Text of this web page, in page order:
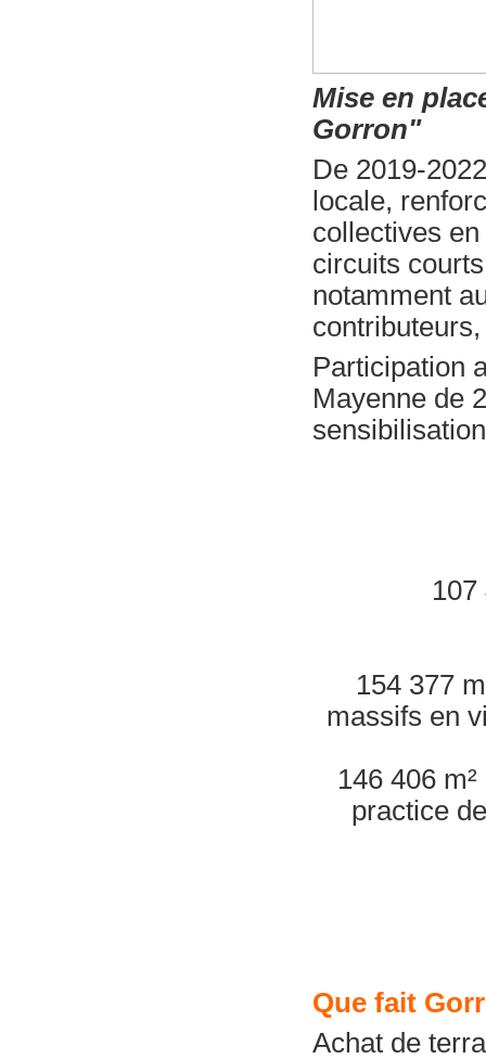
Mise en
Gorron"
De 2019-
locale,
collectives
circuits
notamment
Participation
Mayenne de
154 377
massifs en
146 406
practice
Que fait
Achat de